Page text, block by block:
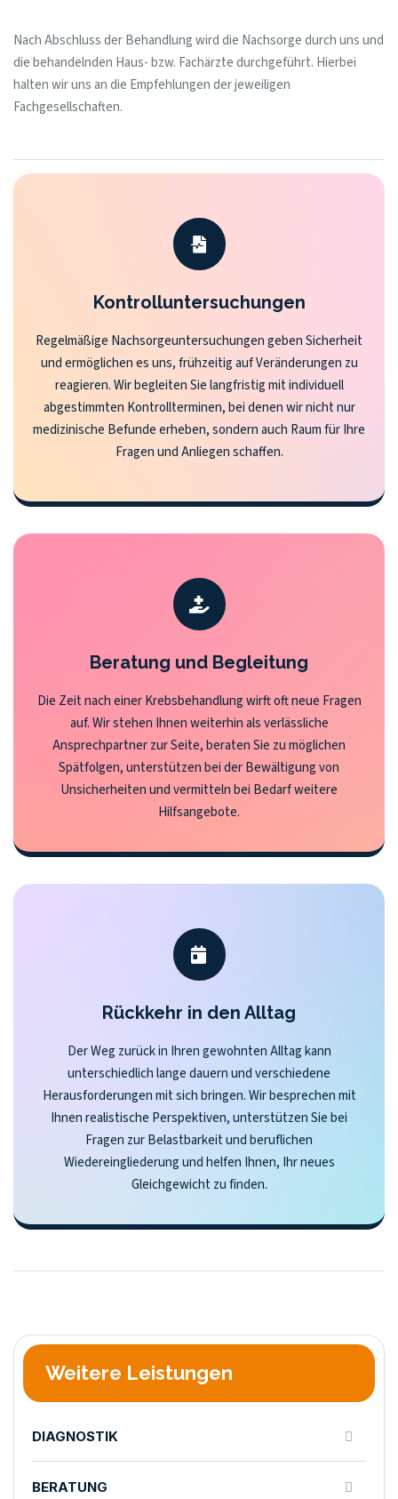
Nach Abschluss der Behandlung wird die Nachsorge durch uns und
die behandelnden Haus- bzw. Fachärzte durchgeführt. Hierbei
halten wir uns an die Empfehlungen der jeweiligen
Fachgesellschaften.
Kontrolluntersuchungen
Regelmäßige Nachsorgeuntersuchungen geben Sicherheit
und ermöglichen es uns, frühzeitig auf Veränderungen zu
reagieren. Wir begleiten Sie langfristig mit individuell
abgestimmten Kontrollterminen, bei denen wir nicht nur
medizinische Befunde erheben, sondern auch Raum für Ihre
Fragen und Anliegen schaffen.
Beratung und Begleitung
Die Zeit nach einer Krebsbehandlung wirft oft neue Fragen
auf. Wir stehen Ihnen weiterhin als verlässliche
Ansprechpartner zur Seite, beraten Sie zu möglichen
Spätfolgen, unterstützen bei der Bewältigung von
Unsicherheiten und vermitteln bei Bedarf weitere
Hilfsangebote.
Rückkehr in den Alltag
Der Weg zurück in Ihren gewohnten Alltag kann
unterschiedlich lange dauern und verschiedene
Herausforderungen mit sich bringen. Wir besprechen mit
Ihnen realistische Perspektiven, unterstützen Sie bei
Fragen zur Belastbarkeit und beruflichen
Wiedereingliederung und helfen Ihnen, Ihr neues
Gleichgewicht zu finden.
Weitere Leistungen
DIAGNOSTIK
BERATUNG